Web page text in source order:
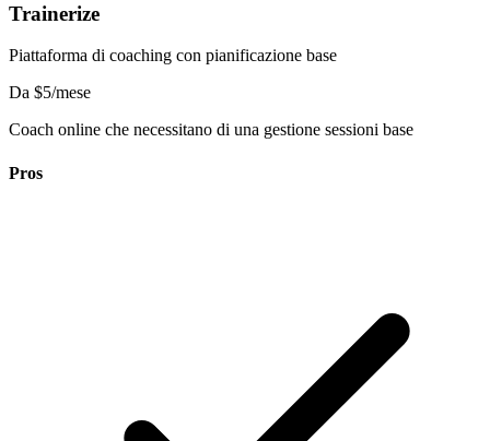
Trainerize
Piattaforma di coaching con pianificazione base
Da $5/mese
Coach online che necessitano di una gestione sessioni base
Pros